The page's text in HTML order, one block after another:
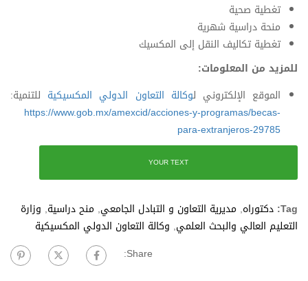
تغطية صحية
منحة دراسية شهرية
تغطية تكاليف النقل إلى المكسيك
للمزيد من المعلومات:
الموقع الإلكتروني لوكالة التعاون الدولي المكسيكية للتنمية:
https://www.gob.mx/amexcid/acciones-y-programas/becas-
para-extranjeros-29785
YOUR TEXT
Tag: دكتوراه, مديرية التعاون و التبادل الجامعي, منح دراسية, وزارة
التعليم العالي والبحث العلمي, وكالة التعاون الدولي المكسيكية
Share: